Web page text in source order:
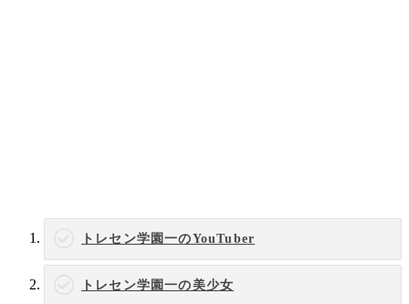
トレセン学園一のYouTuber
トレセン学園一の美少女